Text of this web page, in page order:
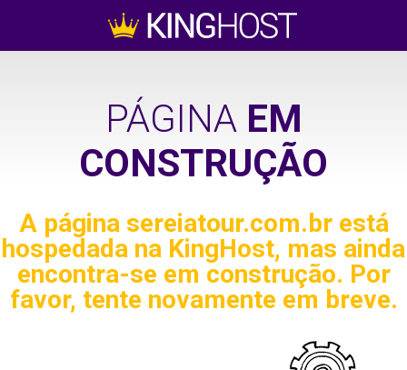
PÁGINA EM
CONSTRUÇÃO
A página sereiatour.com.brestá
hospedada na KingHost, mas ainda
encontra-se em construção. Por
favor, tente novamente em breve.